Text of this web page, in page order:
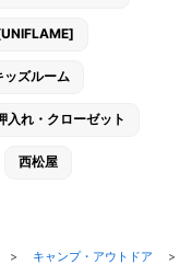
ッズルーム
入れ・クローゼット
西松屋
> キャンプ・アウトドア >